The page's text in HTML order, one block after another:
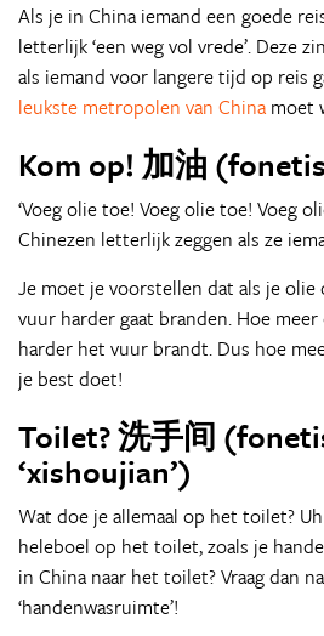
Als je in China iemand een goede
letterlijk ‘een weg vol vrede’. Deze
als iemand voor langere tijd op reis
leukste metropolen van China moet
Kom op! 加油
‘Voeg olie toe! Voeg olie toe! Voeg
Chinezen letterlijk zeggen als ze
Je moet je voorstellen dat als je
vuur harder gaat branden. Hoe
harder het vuur brandt. Dus hoe
je best doet!
Toilet? 洗手间
‘xishoujian’)
Wat doe je allemaal op het toilet?
heleboel op het toilet, zoals je
in China naar het toilet? Vraag dan
‘handenwasruimte’!